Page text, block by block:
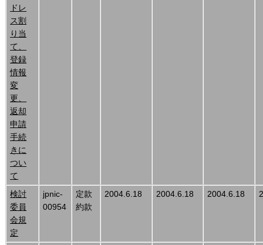
ドレ
ス割
り当
て、
登録
情報
変
更、
返却
申請
手続
きに
つい
て
検討
委員
会規
定
jpnic-
00954
定款
約款
2004.6.18 2004.6.18 2004.6.18